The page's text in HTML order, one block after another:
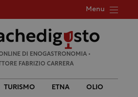
Menu
per:
DI ENOGASTRONOMIA •
FABRIZIO CARRERA
TURISMO ETNA OLIO